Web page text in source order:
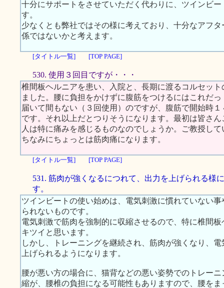
十分にサポートをさせていただく代わりに、ツインビ
す。
少なくとも弊社ではその様に考えており、十分なアフ
係ではないかと考えます。
[タイトル一覧] [TOP PAGE]
530. 使用３回目ですが・・・
椎間板ヘルニアを患い、入院と、長期に渡るコルセッ
ました。腰に負担をかけずに腹筋をつけるにはこれだ
届いて間もない（３回使用）のですが、腹筋で開始時
です。それ以上だとつりそうになります。最初は皆さ
人は特に痛みを感じるものなのでしょうか。ご教授し
ちなみにちょっとは筋肉痛になります。
[タイトル一覧] [TOP PAGE]
531. 筋肉が強くなるにつれて、出力を上げられる様
す。
ツインビートの使い始めは、電気刺激に慣れていない
られないものです。
電気刺激で筋肉を強制的に収縮させるので、特に椎間
キツイと思います。
しかし、トレーニングを継続され、筋肉が強くなり、
上げられるようになります。
腰が悪い方の場合に、猫背などの悪い姿勢でのトレー
縮が、腰椎の負担になる可能性もありますので、腰を